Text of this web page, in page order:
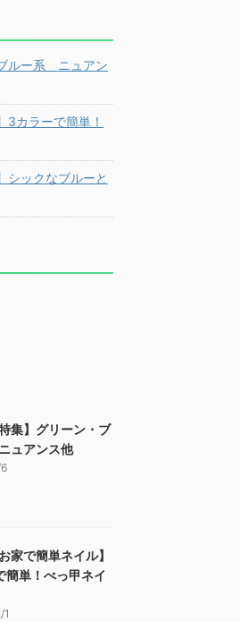
ルー系 ニュアン
3カラーで簡単！
シックなブルーと
特集】グリーン・ブ
ュアンス他
家で簡単ネイル】
簡単！べっ甲ネイ
1